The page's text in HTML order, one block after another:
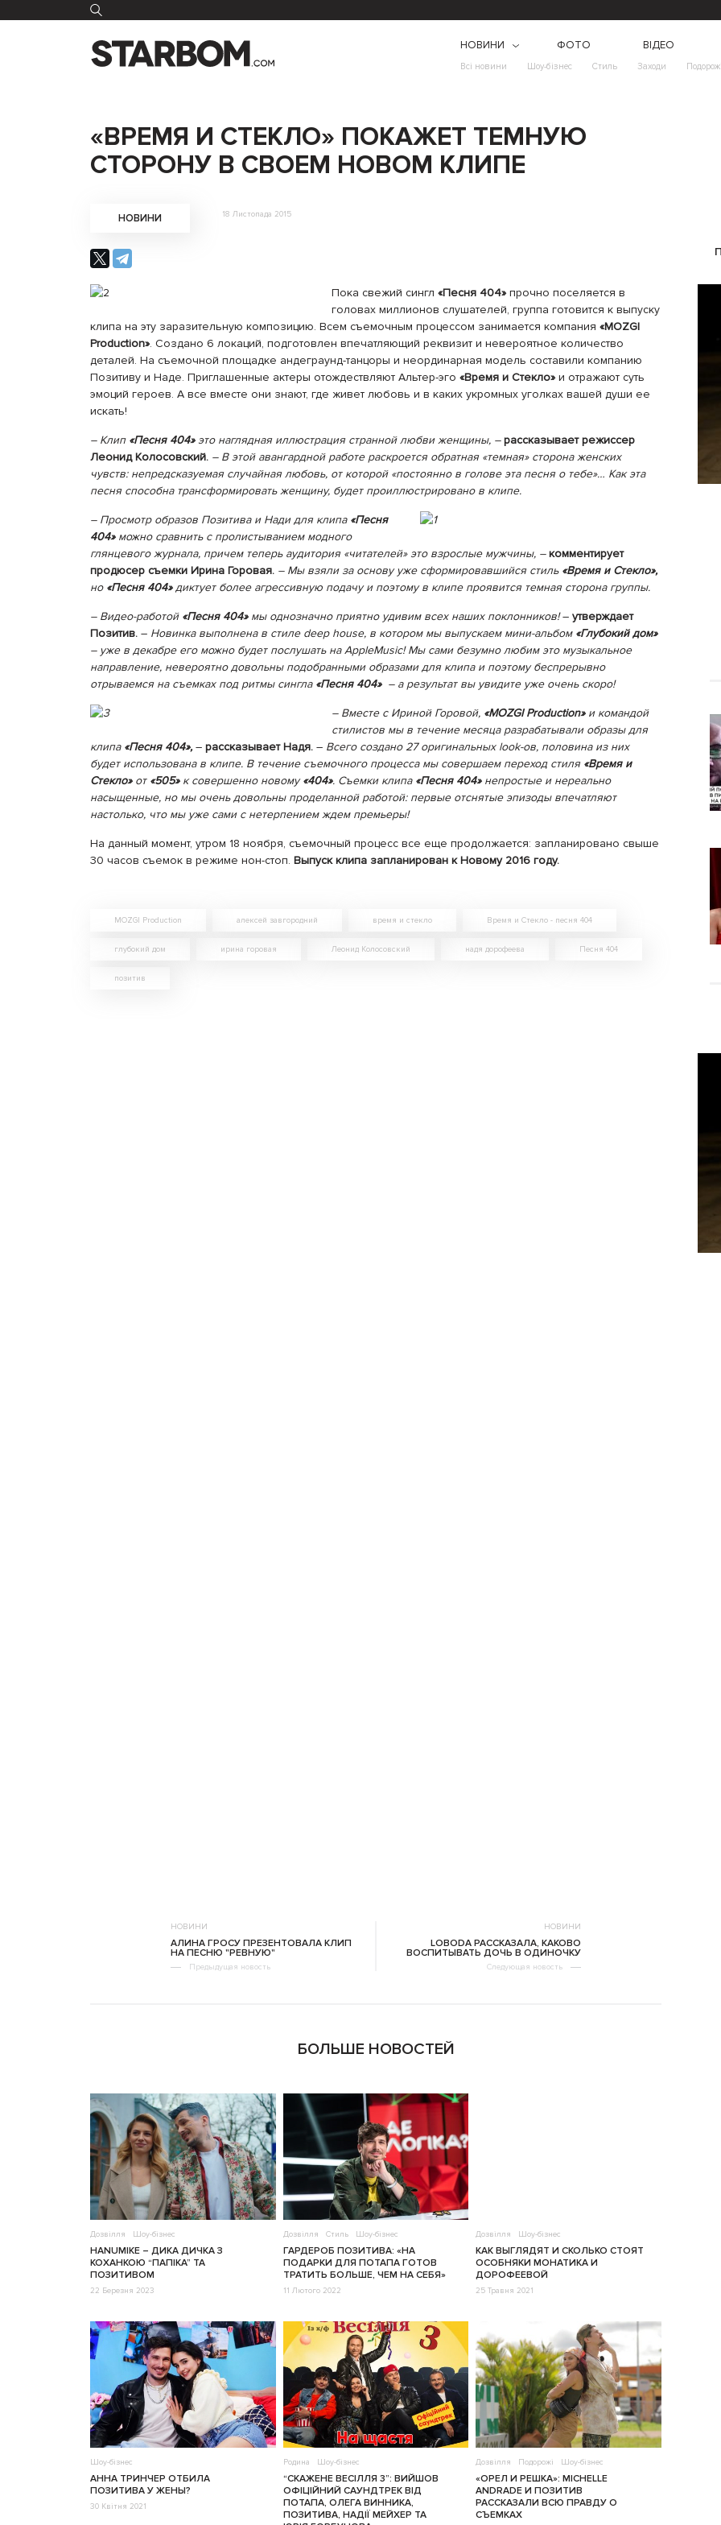
НОВИНИ
Всі новини Шоу-бізнес Стиль Заходи Подорожі
ФОТО ВІДЕО
«ВРЕМЯ И СТЕКЛО» ПОКАЖЕТ ТЕМНУЮ
СТОРОНУ В СВОЕМ НОВОМ КЛИПЕ
НОВИНИ 18 Листопада 2015
Пока свежий сингл «Песня 404»прочно поселяется в
головах миллионов слушателей, группа готовится к выпуску
клипа на эту заразительную композицию. Всем съемочным процессом занимается компания «MOZGI
Production». Создано 6 локаций, подготовлен впечатляющий реквизит и невероятное количество
деталей. На съемочной площадке андеграунд-танцоры и неординарная модель составили компанию
Позитиву и Наде. Приглашенные актеры отождествляют Альтер-эго «Время и Стекло»и отражают суть
эмоций героев. А все вместе они знают, где живет любовь и в каких укромных уголках вашей души ее
искать!
– Клип «Песня 404»это наглядная иллюстрация странной любви женщины, –рассказывает режиссер
Леонид Колосовский. – В этой авангардной работе раскроется обратная «темная» сторона женских
чувств: непредсказуемая случайная любовь, от которой «постоянно в голове эта песня о тебе»… Как эта
песня способна трансформировать женщину, будет проиллюстрировано в клипе.
– Просмотр образов Позитива и Нади для клипа«Песня
404»можно сравнить с пролистыванием модного
глянцевого журнала, причем теперь аудитория «читателей» это взрослые мужчины, –комментирует
продюсер съемки Ирина Горовая. – Мы взяли за основу уже сформировавшийся стиль «Время и Стекло»,
но «Песня 404»диктует более агрессивную подачу и поэтому в клипе проявится темная сторона группы.
– Видео-работой «Песня 404»мы однозначно приятно удивим всех наших поклонников!– утверждает
Позитив. – Новинка выполнена в стиле deep house, в котором мы выпускаем мини-альбом «Глубокий дом»
– уже в декабре его можно будет послушать на AppleMusic! Мы сами безумно любим это музыкальное
направление, невероятно довольны подобранными образами для клипа и поэтому беспрерывно
отрываемся на съемках под ритмы сингла «Песня 404» – а результат вы увидите уже очень скоро!
– Вместе с Ириной Горовой, «MOZGI Production»и командой
стилистов мы в течение месяца разрабатывали образы для
клипа «Песня 404», – рассказывает Надя. – Всего создано 27 оригинальных look-ов, половина из них
будет использована в клипе. В течение съемочного процесса мы совершаем переход стиля «Время и
Стекло»от «505»к совершенно новому«404». Съемки клипа «Песня 404»непростые и нереально
насыщенные, но мы очень довольны проделанной работой: первые отснятые эпизоды впечатляют
настолько, что мы уже сами с нетерпением ждем премьеры!
На данный момент, утром 18 ноября, съемочный процесс все еще продолжается: запланировано свыше
30 часов съемок в режиме нон-стоп. Выпуск клипа запланирован к Новому 2016 году.
MOZGI Production алексей завгородний время и стекло Время и Стекло - песня 404
глубокий дом ирина горовая Леонид Колосовский надя дорофеева Песня 404
позитив
НОВИНИ
АЛИНА ГРОСУ ПРЕЗЕНТОВАЛА КЛИП
НА ПЕСНЮ "РЕВНУЮ"
Предыдущая новость
НОВИНИ
LOBODA РАССКАЗАЛА, КАКОВО
ВОСПИТЫВАТЬ ДОЧЬ В ОДИНОЧКУ
Следующая новость
БОЛЬШЕ НОВОСТЕЙ
Дозвілля Шоу-бізнес
HANUMIKE – ДИКА ДИЧКА З
КОХАНКОЮ “ПАПІКА” ТА
ПОЗИТИВОМ
22 Березня 2023
Дозвілля Стиль Шоу-бізнес
ГАРДЕРОБ ПОЗИТИВА: «НА
ПОДАРКИ ДЛЯ ПОТАПА ГОТОВ
ТРАТИТЬ БОЛЬШЕ, ЧЕМ НА СЕБЯ»
11 Лютого 2022
Дозвілля Шоу-бізнес
КАК ВЫГЛЯДЯТ И СКОЛЬКО СТОЯТ
ОСОБНЯКИ МОНАТИКА И
ДОРОФЕЕВОЙ
25 Травня 2021
Шоу-бізнес
АННА ТРИНЧЕР ОТБИЛА
ПОЗИТИВА У ЖЕНЫ?
30 Квітня 2021
Родина Шоу-бізнес
“СКАЖЕНЕ ВЕСІЛЛЯ 3”: ВИЙШОВ
ОФІЦІЙНИЙ САУНДТРЕК ВІД
ПОТАПА, ОЛЕГА ВИННИКА,
ПОЗИТИВА, НАДІЇ МЕЙХЕР ТА
Дозвілля Подорожі Шоу-бізнес
«ОРЕЛ И РЕШКА»: MICHELLE
ANDRADE И ПОЗИТИВ
РАССКАЗАЛИ ВСЮ ПРАВДУ О
СЪЕМКАХ